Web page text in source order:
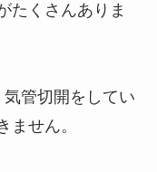
たくさんありま
管切開をしてい
ません。